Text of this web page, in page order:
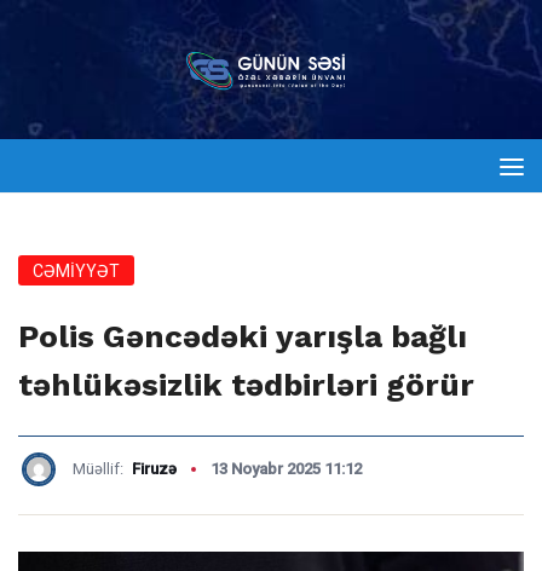
CƏMİYYƏT
Polis Gəncədəki yarışla bağlı
təhlükəsizlik tədbirləri görür
Müəllif: Firuzə 13 Noyabr 2025 11:12